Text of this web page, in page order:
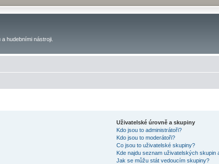
hudebními nástroji.
Uživatelské úrovně a skupiny
Kdo jsou to administrátoři?
Kdo jsou to moderátoři?
Co jsou to uživatelské skupiny?
Kde najdu seznam uživatelských
Jak se můžu stát vedoucím skupiny?